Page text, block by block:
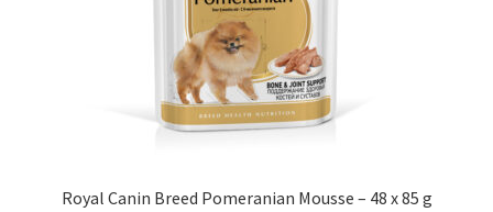
Royal Canin Breed Pomeranian Mousse – 48 x 85 g